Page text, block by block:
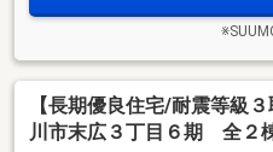
【長期優良住宅/耐震等級
川市末広３丁目６期 全２